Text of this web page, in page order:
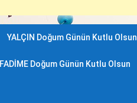
YALÇIN Doğum Günün Kutlu Olsun
FADİME Doğum Günün Kutlu Olsun